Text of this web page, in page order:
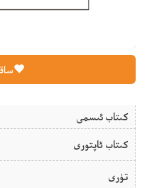
كىتاب ئىسمى
كىتاب ئاپتورى
تۈرى